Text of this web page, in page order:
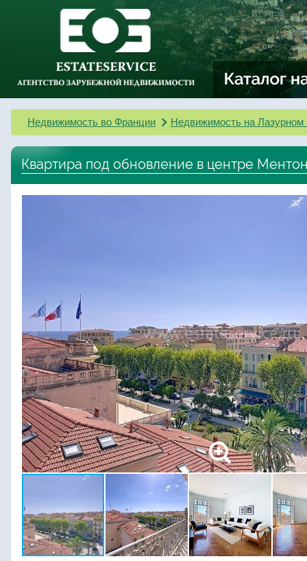
Недвижимость во Франции Недвижимость на Лазурном
Квартира под обновление в центре